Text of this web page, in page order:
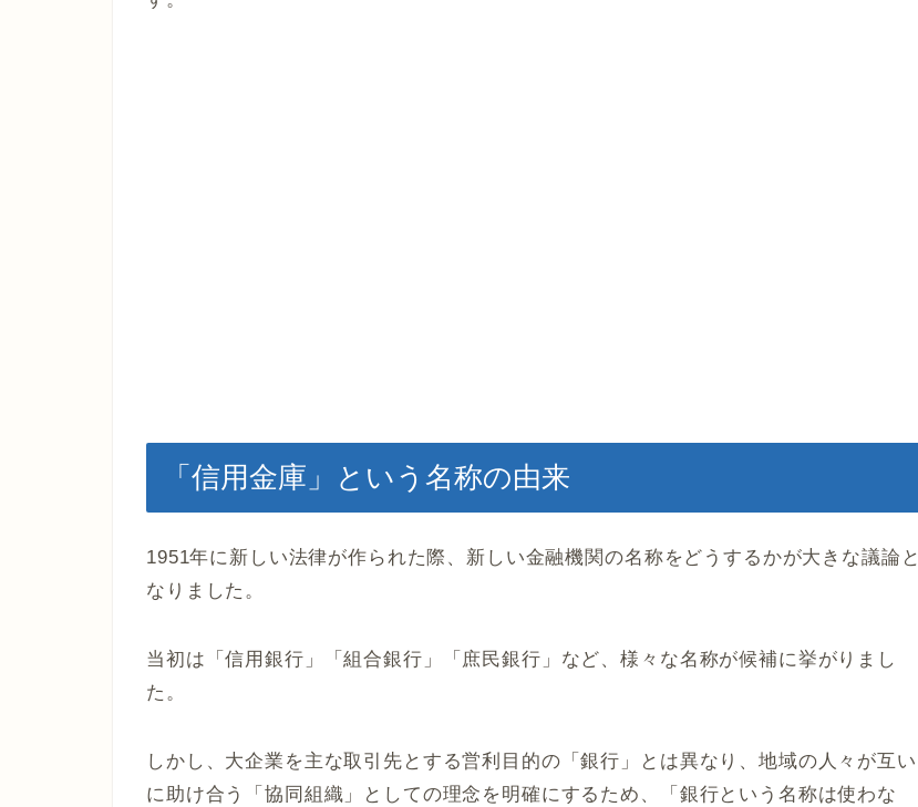
「信用金庫」という名称の由来
1951年に新しい法律が作られた際、新しい金融機関の名称をどうするかが大きな議論と
なりました。
当初は「信用銀行」「組合銀行」「庶民銀行」など、様々な名称が候補に挙がりまし
た。
しかし、大企業を主な取引先とする営利目的の「銀行」とは異なり、地域の人々が互い
に助け合う「協同組織」としての理念を明確にするため、「銀行という名称は使わな